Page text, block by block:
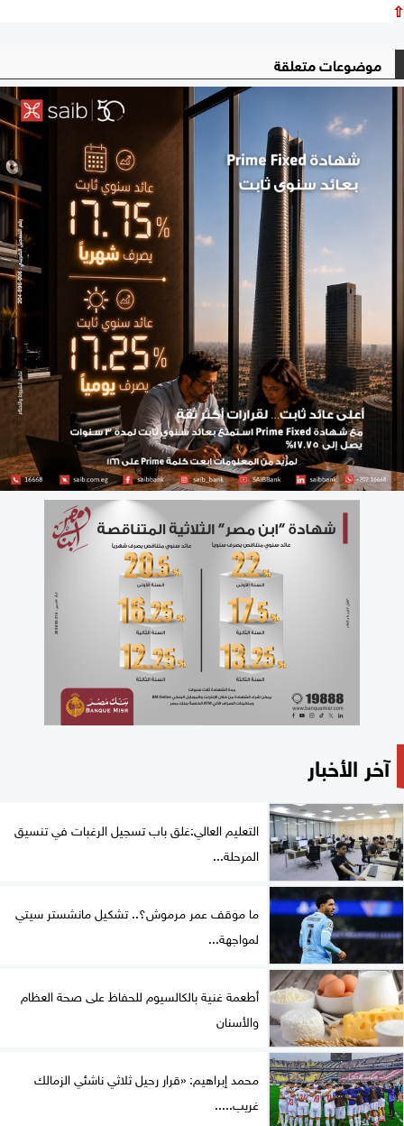
⇧
موضوعات متعلقة
آخر الأخبار
التعليم العالي:غلق باب تسجيل الرغبات في تنسيق
المرحلة...
ما موقف عمر مرموش؟.. تشكيل مانشستر سيتي
لمواجهة...
أطعمة غنية بالكالسيوم للحفاظ على صحة العظام
والأسنان
محمد إبراهيم: «قرار رحيل ثلاثي ناشئي الزمالك
غريب.....